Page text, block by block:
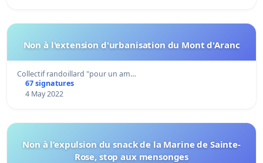
Non à l'extension d'urbanisation du Mont d'Aranc
Collectif randoillard "pour un am…
67 signatures
4 May 2022
Non à l’expulsion du snack de la Marine de Sainte-
Rose, stop aux mensonges